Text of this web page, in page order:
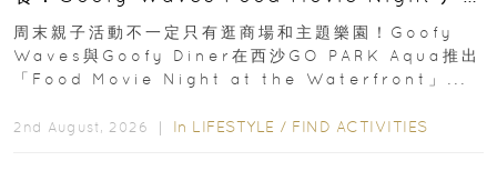
外影院逢週末登場
周末親子活動不一定只有逛商場和主題樂園！Goofy
Waves與Goofy Diner在西沙GO PARK Aqua推出
「Food Movie Night at the Waterfront」...
2nd August, 2026 ｜ In LIFESTYLE / FIND ACTIVITIES